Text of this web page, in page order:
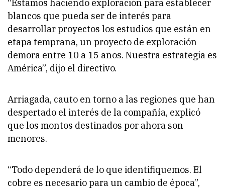
“Estamos haciendo exploración para establecer
blancos que pueda ser de interés para
desarrollar proyectos los estudios que están en
etapa temprana, un proyecto de exploración
demora entre 10 a 15 años. Nuestra estrategia es
América”, dijo el directivo.
Arriagada, cauto en torno a las regiones que han
despertado el interés de la compañía, explicó
que los montos destinados por ahora son
menores.
“Todo dependerá de lo que identifiquemos. El
cobre es necesario para un cambio de época”,